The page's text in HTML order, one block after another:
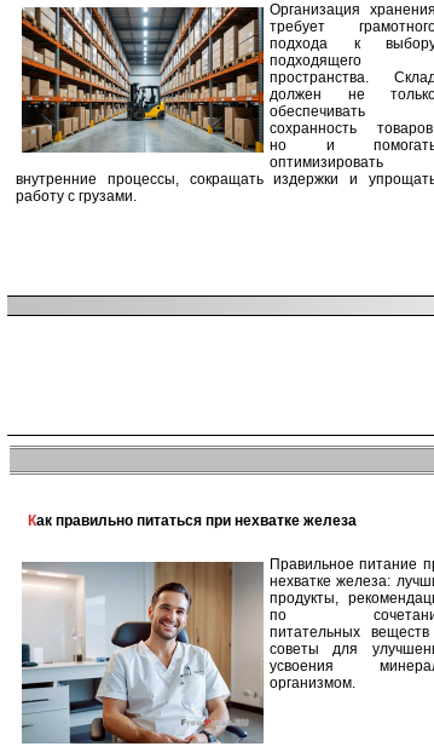
Организация хранения
требует
подхода к
подходящего
пространства.
должен не
обеспечивать
сохранность
но и
оптимизировать
внутренние процессы, сокращать издержки и
работу с грузами.
Как правильно питаться при нехватке железа
Правильное питание
нехватке железа:
продукты,
по
питательных
советы для
усвоения
организмом.